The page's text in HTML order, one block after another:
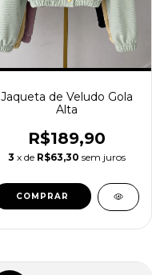
Jaqueta de Veludo Gola
Alta
R$189,90
3 x de R$63,30 sem juros
COMPRAR